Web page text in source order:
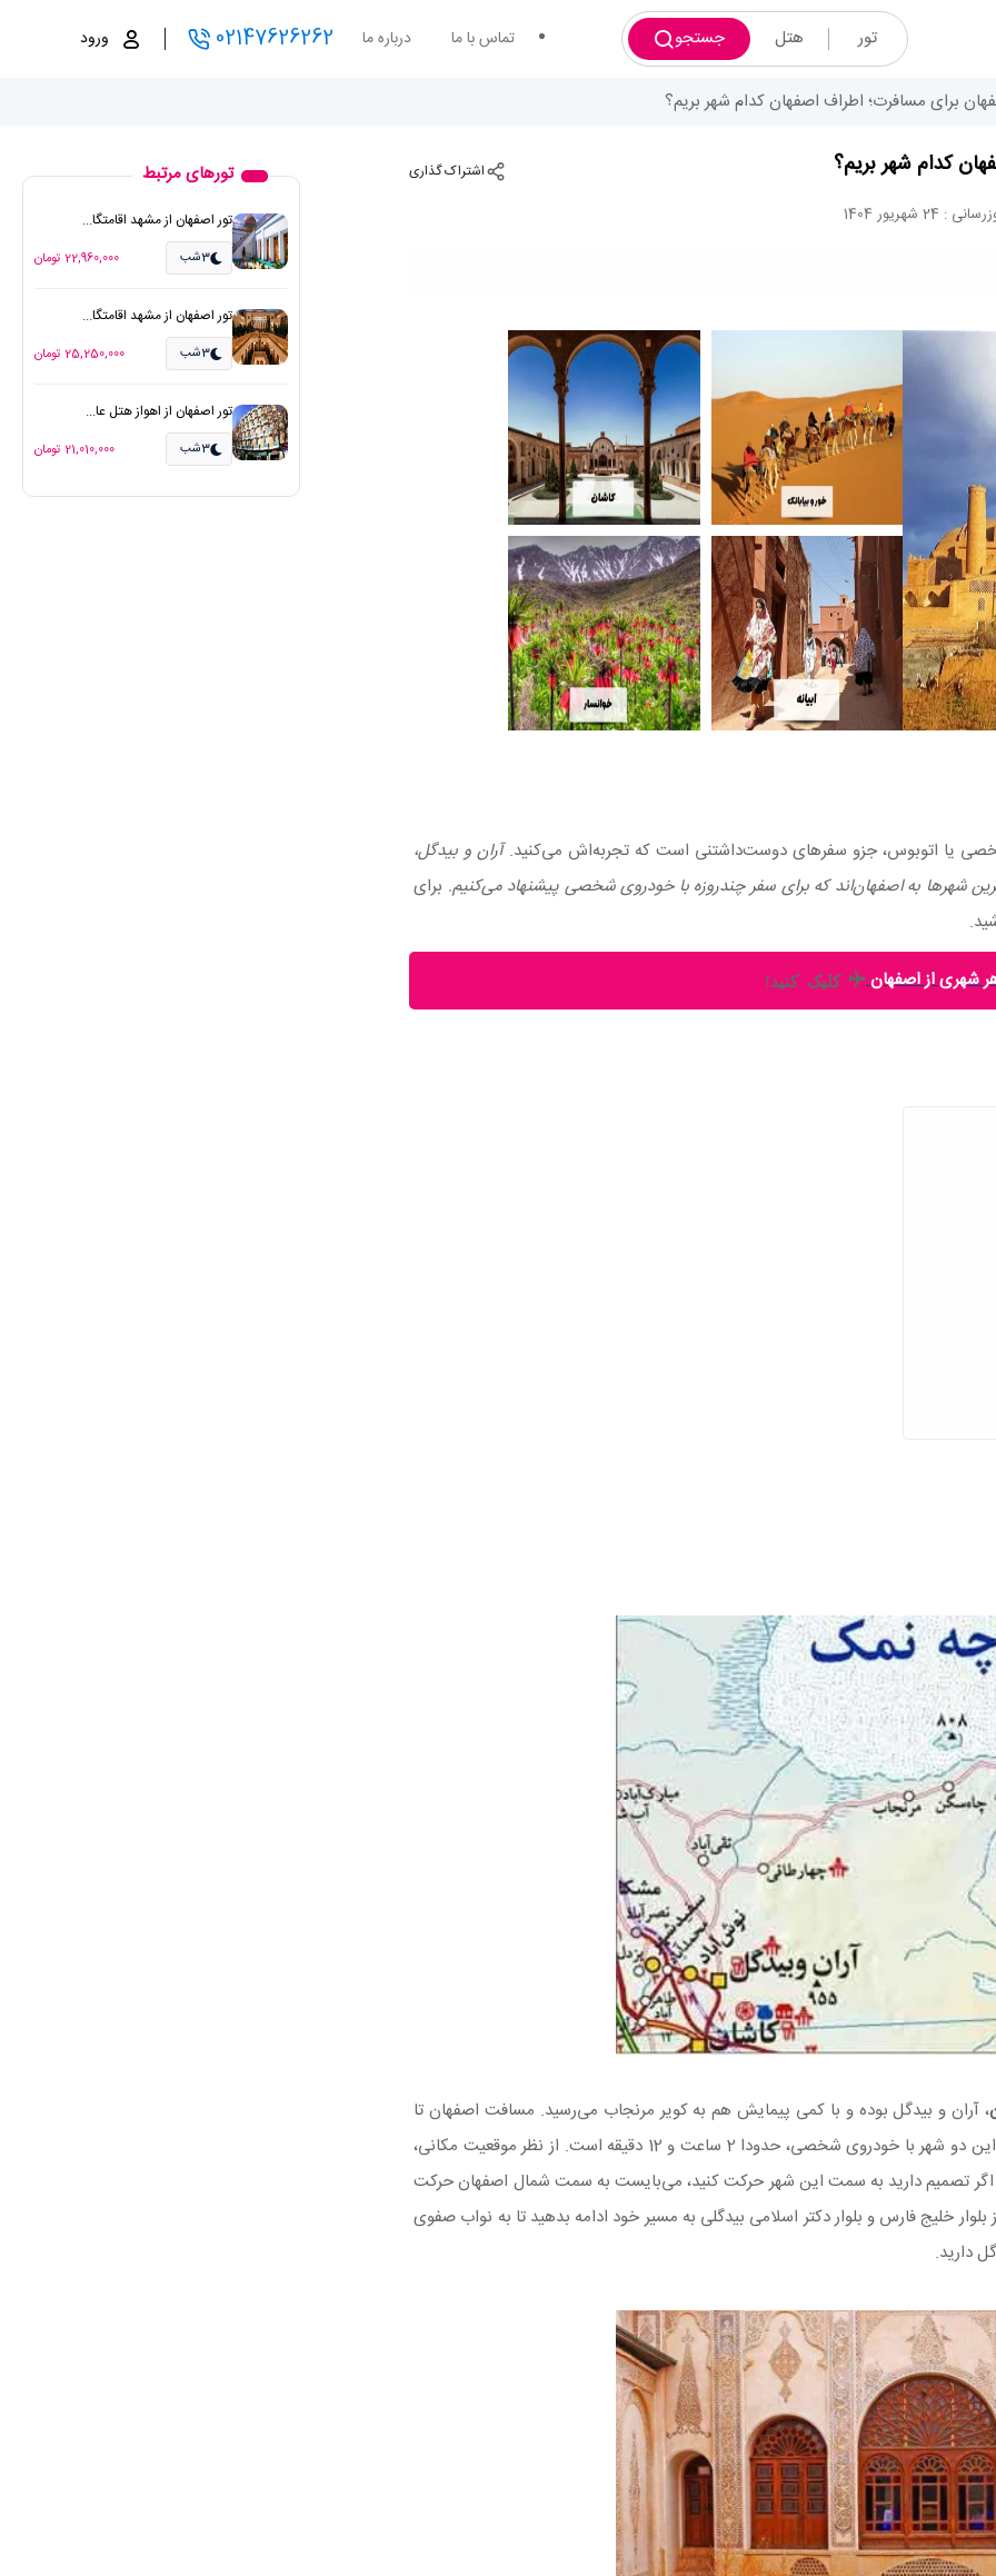
تور هتل جستجو تماس با ما درباره ما 02147626262 ورود
برای مسافرت؛ اطراف اصفهان کدام شهر بریم؟
کدام شهر بریم؟ اشتراک گذاری
: 24 شهریور 1404
یا اتوبوس، جزو سفرهای دوست‌داشتنی است که تجربه‌اش می‌کنید.آران و بیدگل،
شهرها به اصفهان‌اند که برای سفر چندروزه با خودروی شخصی پیشنهاد می‌کنیم. برای
شهری از اصفهان ‎ کلیک کنید!
، آران و بیدگل بوده و با کمی پیمایش هم به کویر مرنجاب می‌رسید. مسافت اصفهان تا
اگر تصمیم دارید به سمت این شهر حرکت کنید، می‌بایست به سمت شمال اصفهان حرکت
بلوار خلیج فارس و بلوار دکتر اسلامی بیدگلی به مسیر خود ادامه بدهید تا به نواب صفوی
دارید.
تورهای مرتبط
تور اصفهان از مشهد اقامتگا...
3شب 22,960,000 تومان
تور اصفهان از مشهد اقامتگا...
3شب 25,250,000 تومان
تور اصفهان از اهواز هتل عا...
3شب 21,010,000 تومان